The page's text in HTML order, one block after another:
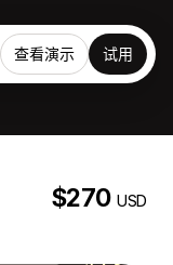
查看演示 试用
$270USD